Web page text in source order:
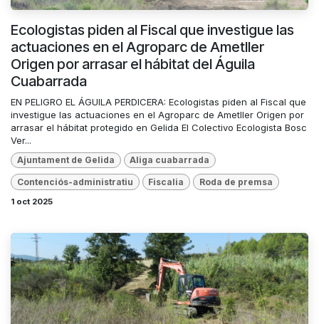
Ecologistas piden al Fiscal que investigue las
actuaciones en el Agroparc de Ametller
Origen por arrasar el hábitat del Águila
Cuabarrada
EN PELIGRO EL ÁGUILA PERDICERA: Ecologistas piden al Fiscal que
investigue las actuaciones en el Agroparc de Ametller Origen por
arrasar el hábitat protegido en Gelida El Colectivo Ecologista Bosc
Ver...
Ajuntament de Gelida Aliga cuabarrada
Contenciós-administratiu Fiscalia Roda de premsa
1 oct 2025